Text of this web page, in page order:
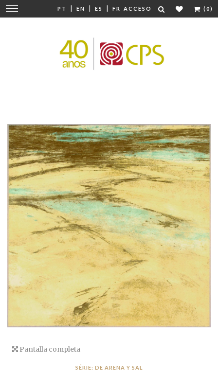
PT | EN | ES | FR ACCESO (0)
Cambiar
navegación
Pantalla completa
SÉRIE: DE ARENA Y SAL